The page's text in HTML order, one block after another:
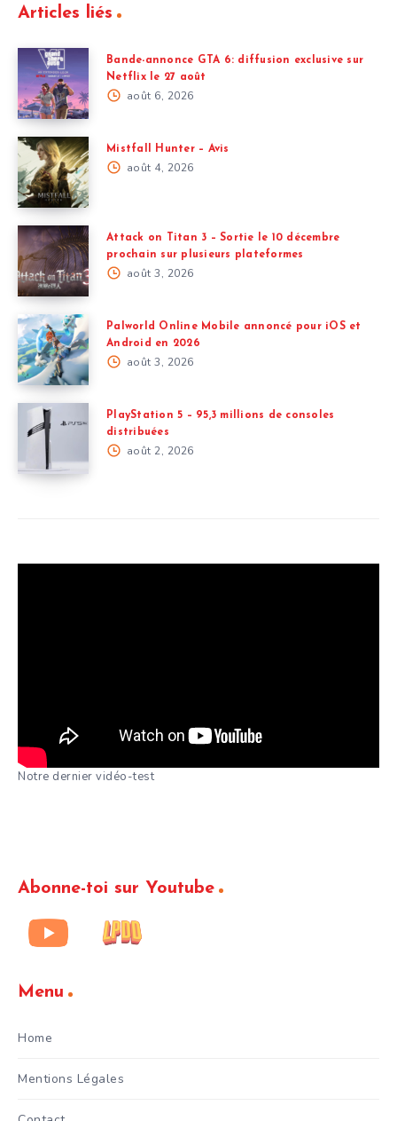
Articles liés
Bande-annonce GTA 6: diffusion exclusive sur
Netflix le 27 août
août 6, 2026
Mistfall Hunter – Avis
août 4, 2026
Attack on Titan 3 – Sortie le 10 décembre
prochain sur plusieurs plateformes
août 3, 2026
Palworld Online Mobile annoncé pour iOS et
Android en 2026
août 3, 2026
PlayStation 5 – 95,3 millions de consoles
distribuées
août 2, 2026
Notre dernier vidéo-test
Abonne-toi sur Youtube
Menu
Home
Mentions Légales